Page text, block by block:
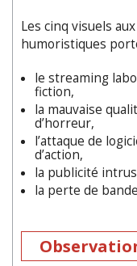
Les cinq visuels
humoristiques
le streaming
fiction,
la mauvaise
d’horreur,
l’attaque de
d’action,
la publicité
la perte de